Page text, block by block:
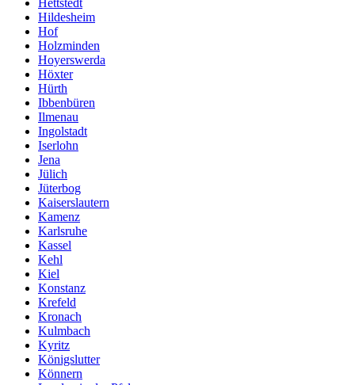
Hettstedt
Hildesheim
Hof
Holzminden
Hoyerswerda
Höxter
Hürth
Ibbenbüren
Ilmenau
Ingolstadt
Iserlohn
Jena
Jülich
Jüterbog
Kaiserslautern
Kamenz
Karlsruhe
Kassel
Kehl
Kiel
Konstanz
Krefeld
Kronach
Kulmbach
Kyritz
Königslutter
Könnern